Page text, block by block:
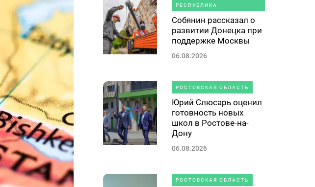
РЕСПУБЛИКА
Собянин рассказал о
развитии Донецка при
поддержке Москвы
06.08.2026
РОСТОВСКАЯ ОБЛАСТЬ
Юрий Слюсарь оценил
готовность новых
школ в Ростове-на-
Дону
06.08.2026
РОСТОВСКАЯ ОБЛАСТЬ